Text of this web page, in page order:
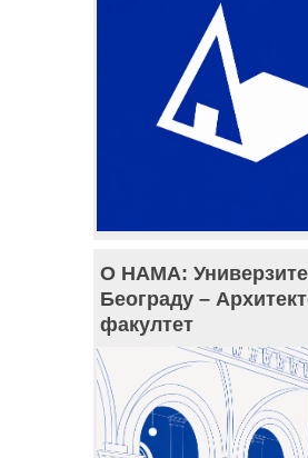
О НАМА:
Београду –
факултет